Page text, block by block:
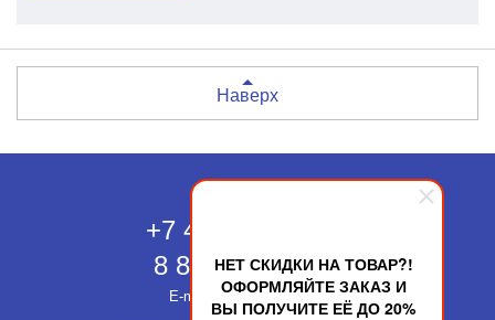
НЕТ СКИДКИ НА ТОВАР?!
ОФОРМЛЯЙТЕ ЗАКАЗ И
ВЫ ПОЛУЧИТЕ ЕЁ ДО 20%
Наверх
+7 495 118-43-83
8 800 511-52-66
E-mail:
info@kupatika.ru